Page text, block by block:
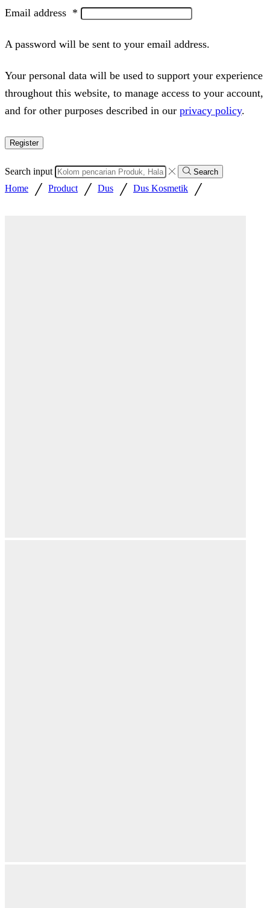
Email address *
A password will be sent to your email address.
Your personal data will be used to support your experience
throughout this website, to manage access to your account,
and for other purposes described in our privacy policy.
Register
Search input Search
Home / Product / Dus / Dus Kosmetik /